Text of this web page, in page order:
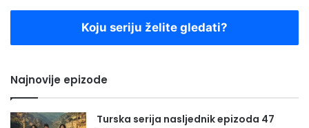
Koju seriju želite gledati?
Najnovije epizode
Turska serija nasljednik epizoda 47